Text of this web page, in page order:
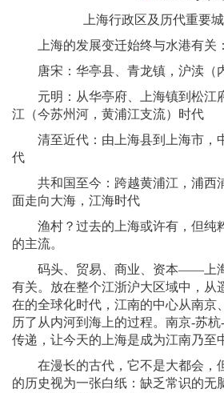
上海行政区及历代重要
上海的发展变迁始终与水港有关：
唐宋：华亭县、青龙镇，沪渎（
元明：从华亭府、上海镇到松江
江（今苏州河，黄浦江支流）时代
清至近代：由上海县到上海市，
代
共和国至今：跨越黄浦江，浦西
面走向大海，江海时代
渔村？过去的上海或许有，但纯
的主流。
码头、贸易、商业、资本——上海
有关。放在整个江浙沪大区域中，从
在的全球化时代，江南的中心从南京
历了从内河到海上的过程。南京-苏
传递，让今天的上海是成为江南乃至
在漫长的古代，它不是大都会，
的历史视为一张白纸：缺乏常识的无